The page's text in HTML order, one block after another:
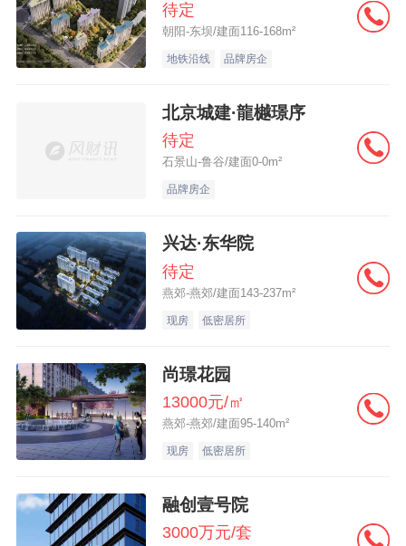
待定
朝阳-东坝/建面116-168m²
地铁沿线 品牌房企
北京城建·龍樾璟序
待定
石景山-鲁谷/建面0-0m²
品牌房企
兴达·东华院
待定
燕郊-燕郊/建面143-237m²
现房 低密居所
尚璟花园
13000元/㎡
燕郊-燕郊/建面95-140m²
现房 低密居所
融创壹号院
3000万元/套